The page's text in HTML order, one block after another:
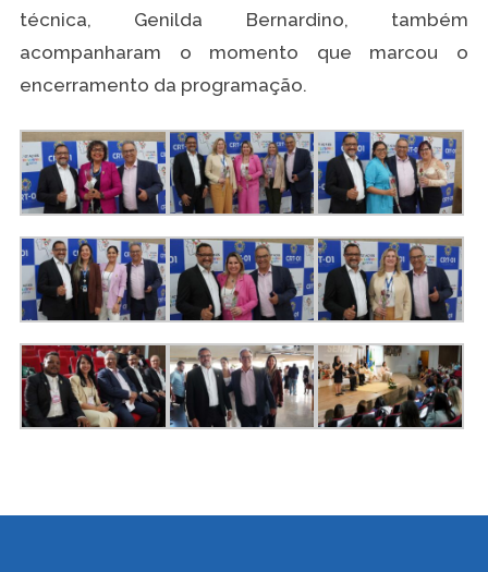
técnica, Genilda Bernardino, também
acompanharam o momento que marcou o
encerramento da programação.